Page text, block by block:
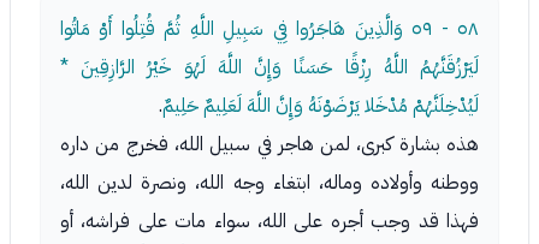
٥٨ - ٥٩
وَالَّذِينَ هَاجَرُوا فِي سَبِيلِ اللَّهِ ثُمَّ قُتِلُوا أَوْ مَاتُوا
لَيَرْزُقَنَّهُمُ اللَّهُ رِزْقًا حَسَنًا وَإِنَّ اللَّهَ لَهُوَ خَيْرُ الرَّازِقِينَ *
لَيُدْخِلَنَّهُمْ مُدْخَلا يَرْضَوْنَهُ وَإِنَّ اللَّهَ لَعَلِيمٌ حَلِيمٌ.
هذه بشارة كبرى، لمن هاجر في سبيل الله، فخرج من داره
ووطنه وأولاده وماله، ابتغاء وجه الله، ونصرة لدين الله،
فهذا قد وجب أجره على الله، سواء مات على فراشه، أو